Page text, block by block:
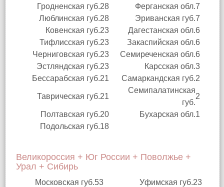
Гродненская губ.28 Ферганская обл.7
Люблинская губ.28 Эриванская губ.7
Ковенская губ.23 Дагестанская обл.6
Тифлисская губ.23 Закаспийская обл.6
Черниговская губ.23 Семиреченская обл.6
Эстляндская губ.23 Карсская обл.3
Бессарабская губ.21 Самаркандская губ.2
Таврическая губ.21
Семипалатинская
губ.
2
Полтавская губ.20 Бухарская обл.1
Подольская губ.18
Великороссия + Юг России + Поволжье +
Урал + Сибирь
Московская губ.53 Уфимская губ.23